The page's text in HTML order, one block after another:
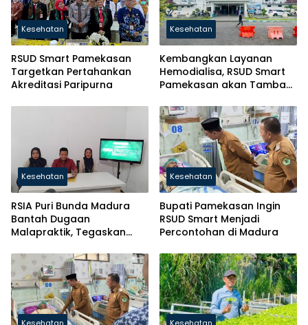
Kesehatan
RSUD Smart Pamekasan
Targetkan Pertahankan
Akreditasi Paripurna
Kesehatan
Kembangkan Layanan
Hemodialisa, RSUD Smart
Pamekasan akan Tambah
Kesehatan
RSIA Puri Bunda Madura
Bantah Dugaan
Malapraktik, Tegaskan
Sesuai Undang-Undang
Kesehatan
Bupati Pamekasan Ingin
RSUD Smart Menjadi
Percontohan di Madura